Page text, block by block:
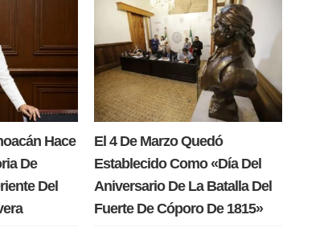
Hace
De
Del
El 4 De Marzo Quedó
Establecido Como «Día Del
Aniversario De La Batalla Del
Fuerte De Cóporo De 1815»